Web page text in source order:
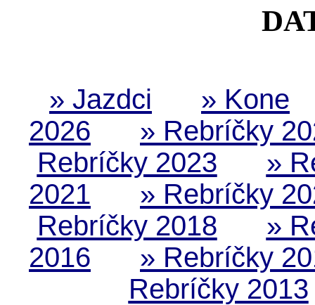
» Jazdci
» Kone
2026
» Rebríčky
Rebríčky 2023
»
2021
» Rebríčky
Rebríčky 2018
»
2016
» Rebríčky
Rebríčky 2013